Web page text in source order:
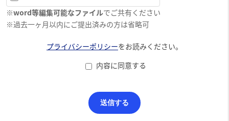
※word等編集可能なファイルでご共有ください
※過去一ヶ月以内にご提出済みの方は省略可
プライバシーポリシーをお読みください。
内容に同意する